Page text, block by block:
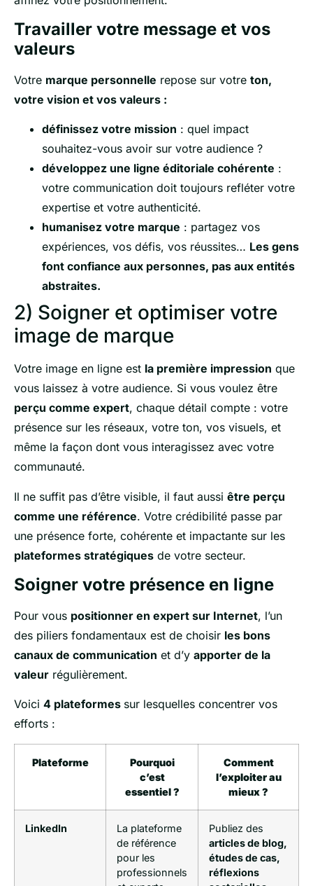
Travailler votre message et vos
valeurs
Votre marque personnelle repose sur votre ton,
votre vision et vos valeurs :
définissez votre mission : quel impact
souhaitez-vous avoir sur votre audience ?
développez une ligne éditoriale cohérente :
votre communication doit toujours refléter votre
expertise et votre authenticité.
humanisez votre marque : partagez vos
expériences, vos défis, vos réussites… Les gens
font confiance aux personnes, pas aux entités
abstraites.
2) Soigner et optimiser votre
image de marque
Votre image en ligne est la première impression que
vous laissez à votre audience. Si vous voulez être
perçu comme expert, chaque détail compte : votre
présence sur les réseaux, votre ton, vos visuels, et
même la façon dont vous interagissez avec votre
communauté.
Il ne suffit pas d’être visible, il faut aussi être perçu
comme une référence. Votre crédibilité passe par
une présence forte, cohérente et impactante sur les
plateformes stratégiques de votre secteur.
Soigner votre présence en ligne
Pour vous positionner en expert sur Internet, l’un
des piliers fondamentaux est de choisir les bons
canaux de communication et d’y apporter de la
valeur régulièrement.
Voici 4 plateformes sur lesquelles concentrer vos
efforts :
Plateforme
Pourquoi
c’est
essentiel ?
Comment
l’exploiter au
mieux ?
LinkedIn
La plateforme
de référence
pour les
professionnels
Publiez des
articles de blog,
études de cas,
réflexions